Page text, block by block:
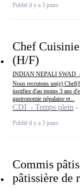
Publié il y a 3 jours
Chef
(H/F)
INDIAN NEPALI SWAD
Nous recrutons un(e)
justifiez d'au moins 3 ans
gastronomie népalaise et...
CDI - Temps plein
Publié il y a 3 jours
Commis
pâtissière de